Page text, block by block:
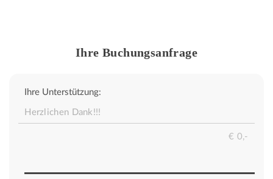
Ihre Buchungsanfrage
Ihre Unterstützung: